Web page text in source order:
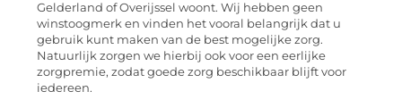
Gelderland of Overijssel woont. Wij hebben geen
winstoogmerk en vinden het vooral belangrijk dat u
gebruik kunt maken van de best mogelijke zorg.
Natuurlijk zorgen we hierbij ook voor een eerlijke
zorgpremie, zodat goede zorg beschikbaar blijft voor
iedereen.